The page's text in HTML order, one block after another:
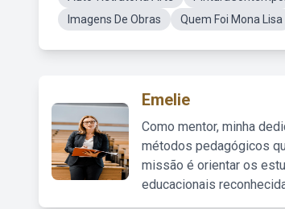
Imagens De Obras
Quem Foi Mona Lisa
Emelie
Como mentor, minha
métodos pedagógicos
missão é orientar os
educacionais